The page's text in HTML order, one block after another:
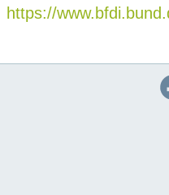
https://